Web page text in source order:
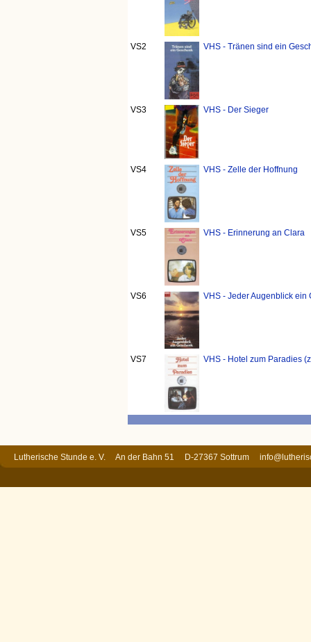
VS2 VHS - Tränen sind ein
VS3 VHS - Der Sieger
VS4 VHS - Zelle der Hoffnung
VS5 VHS - Erinnerung an Clara
VS6 VHS - Jeder Augenblick ein
VS7 VHS - Hotel zum Paradies
Lutherische Stunde e. V. An der Bahn 51 D-27367 Sottrum